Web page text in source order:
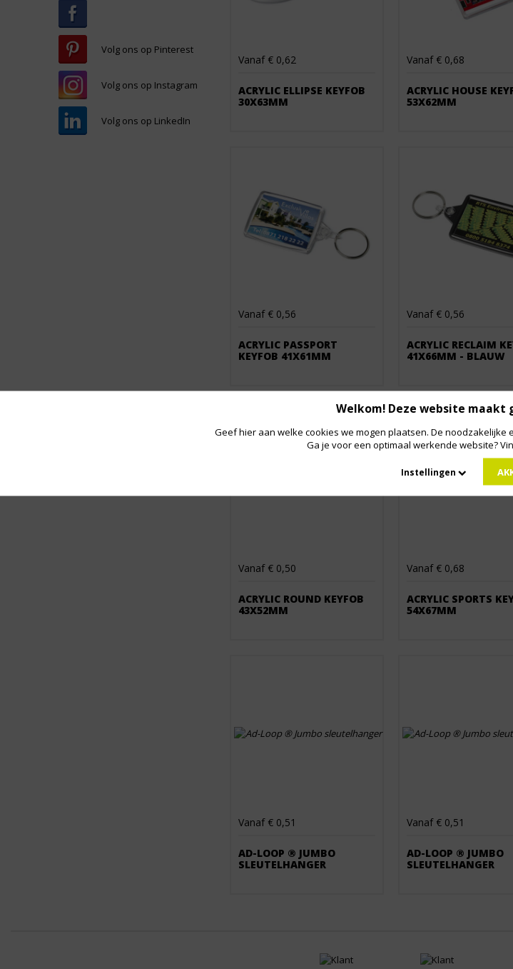
Volg ons op Pinterest
Volg ons op Instagram
Volg ons op LinkedIn
Vanaf € 0,62
ACRYLIC ELLIPSE KEYFOB
30X63MM
Vanaf € 0,68
ACRYLIC HOUSE
53X62MM
Vanaf € 0,56
ACRYLIC PASSPORT
KEYFOB 41X61MM
Vanaf € 0,56
ACRYLIC RECLAIM
41X66MM - BLAUW
Vanaf € 0,50
ACRYLIC ROUND KEYFOB
43X52MM
Vanaf € 0,68
ACRYLIC SPORTS
54X67MM
Vanaf € 0,51
AD-LOOP ® JUMBO
SLEUTELHANGER
Vanaf € 0,51
AD-LOOP ® JUMBO
SLEUTELHANGER
Welkom! Deze website maakt
Geef hier aan welke cookies we mogen plaatsen. De
Ga je voor een optimaal werkende website?
Instellingen